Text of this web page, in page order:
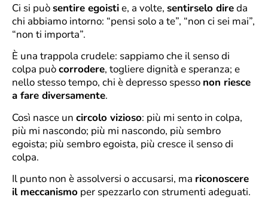
Ci si puòsentire egoistie, a volte, sentirselo direda
chi abbiamo intorno: “pensi solo a te”, “non ci sei mai”,
“non ti importa”.
È una trappola crudele: sappiamo che il senso di
colpa puòcorrodere, togliere dignità e speranza; e
nello stesso tempo, chi è depresso spesso non riesce
a fare diversamente.
Così nasce un circolo vizioso: più mi sento in colpa,
più mi nascondo; più mi nascondo, più sembro
egoista; più sembro egoista, più cresce il senso di
colpa.
Il punto non è assolversi o accusarsi, ma riconoscere
il meccanismo per spezzarlo con strumenti adeguati.